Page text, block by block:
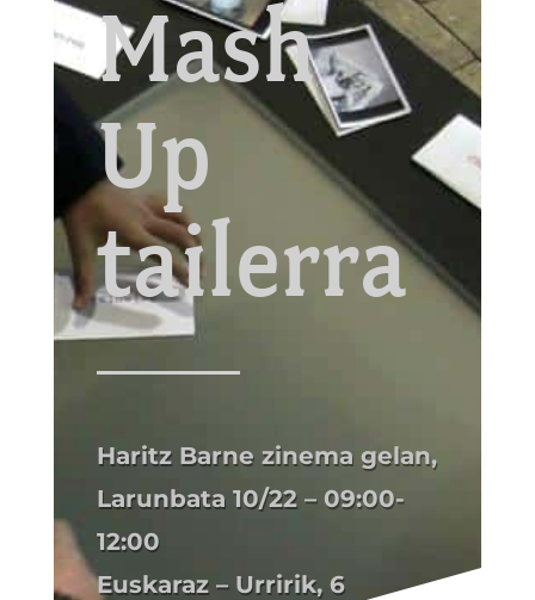
Mash
Up
tailerra
Haritz Barne zinema gelan,
Larunbata 10/22– 09:00-
12:00
Euskaraz – Urririk, 6